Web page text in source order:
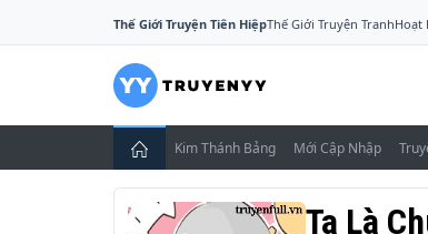
Thế Giới Truyện Tiên HiệpThế Giới Truyện TranhHoạt
Kim Thánh Bảng Mới Cập Nhập
Ta Là